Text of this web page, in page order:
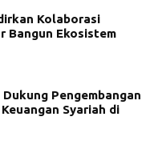
Kolaborasi
Bangun Ekosistem
Dukung Pengembangan
Syariah di